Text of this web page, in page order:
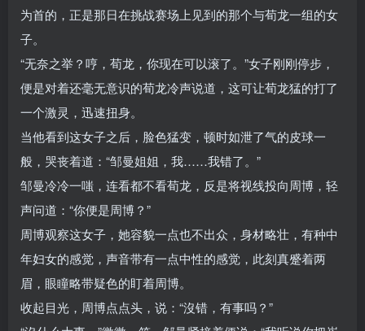
为首的，正是那日在挑战赛场上见到的那个与荀龙一组的女
子。
“无奈之举？哼，荀龙，你现在可以滚了。”女子刚刚停步，
便是对着还毫无意识的荀龙冷声说道，这可让荀龙猛的打了
一个激灵，迅速扭身。
当他看到这女子之后，脸色猛变，顿时如泄了气的皮球一
般，哭丧着道：“邹曼姐姐，我……我错了。”
邹曼冷冷一嗤，连看都不看荀龙，反是将视线投向周博，轻
声问道：“你便是周博？”
周博观察这女子，她容貌一点也不出众，身材略壮，有种中
年妇女的感觉，声音带有一点中性的感觉，此刻真蹙着两
眉，眼瞳略带疑色的盯着周博。
收起目光，周博点点头，说：“沒错，有事吗？”